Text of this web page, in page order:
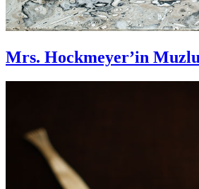
Mrs. Hockmeyer’in